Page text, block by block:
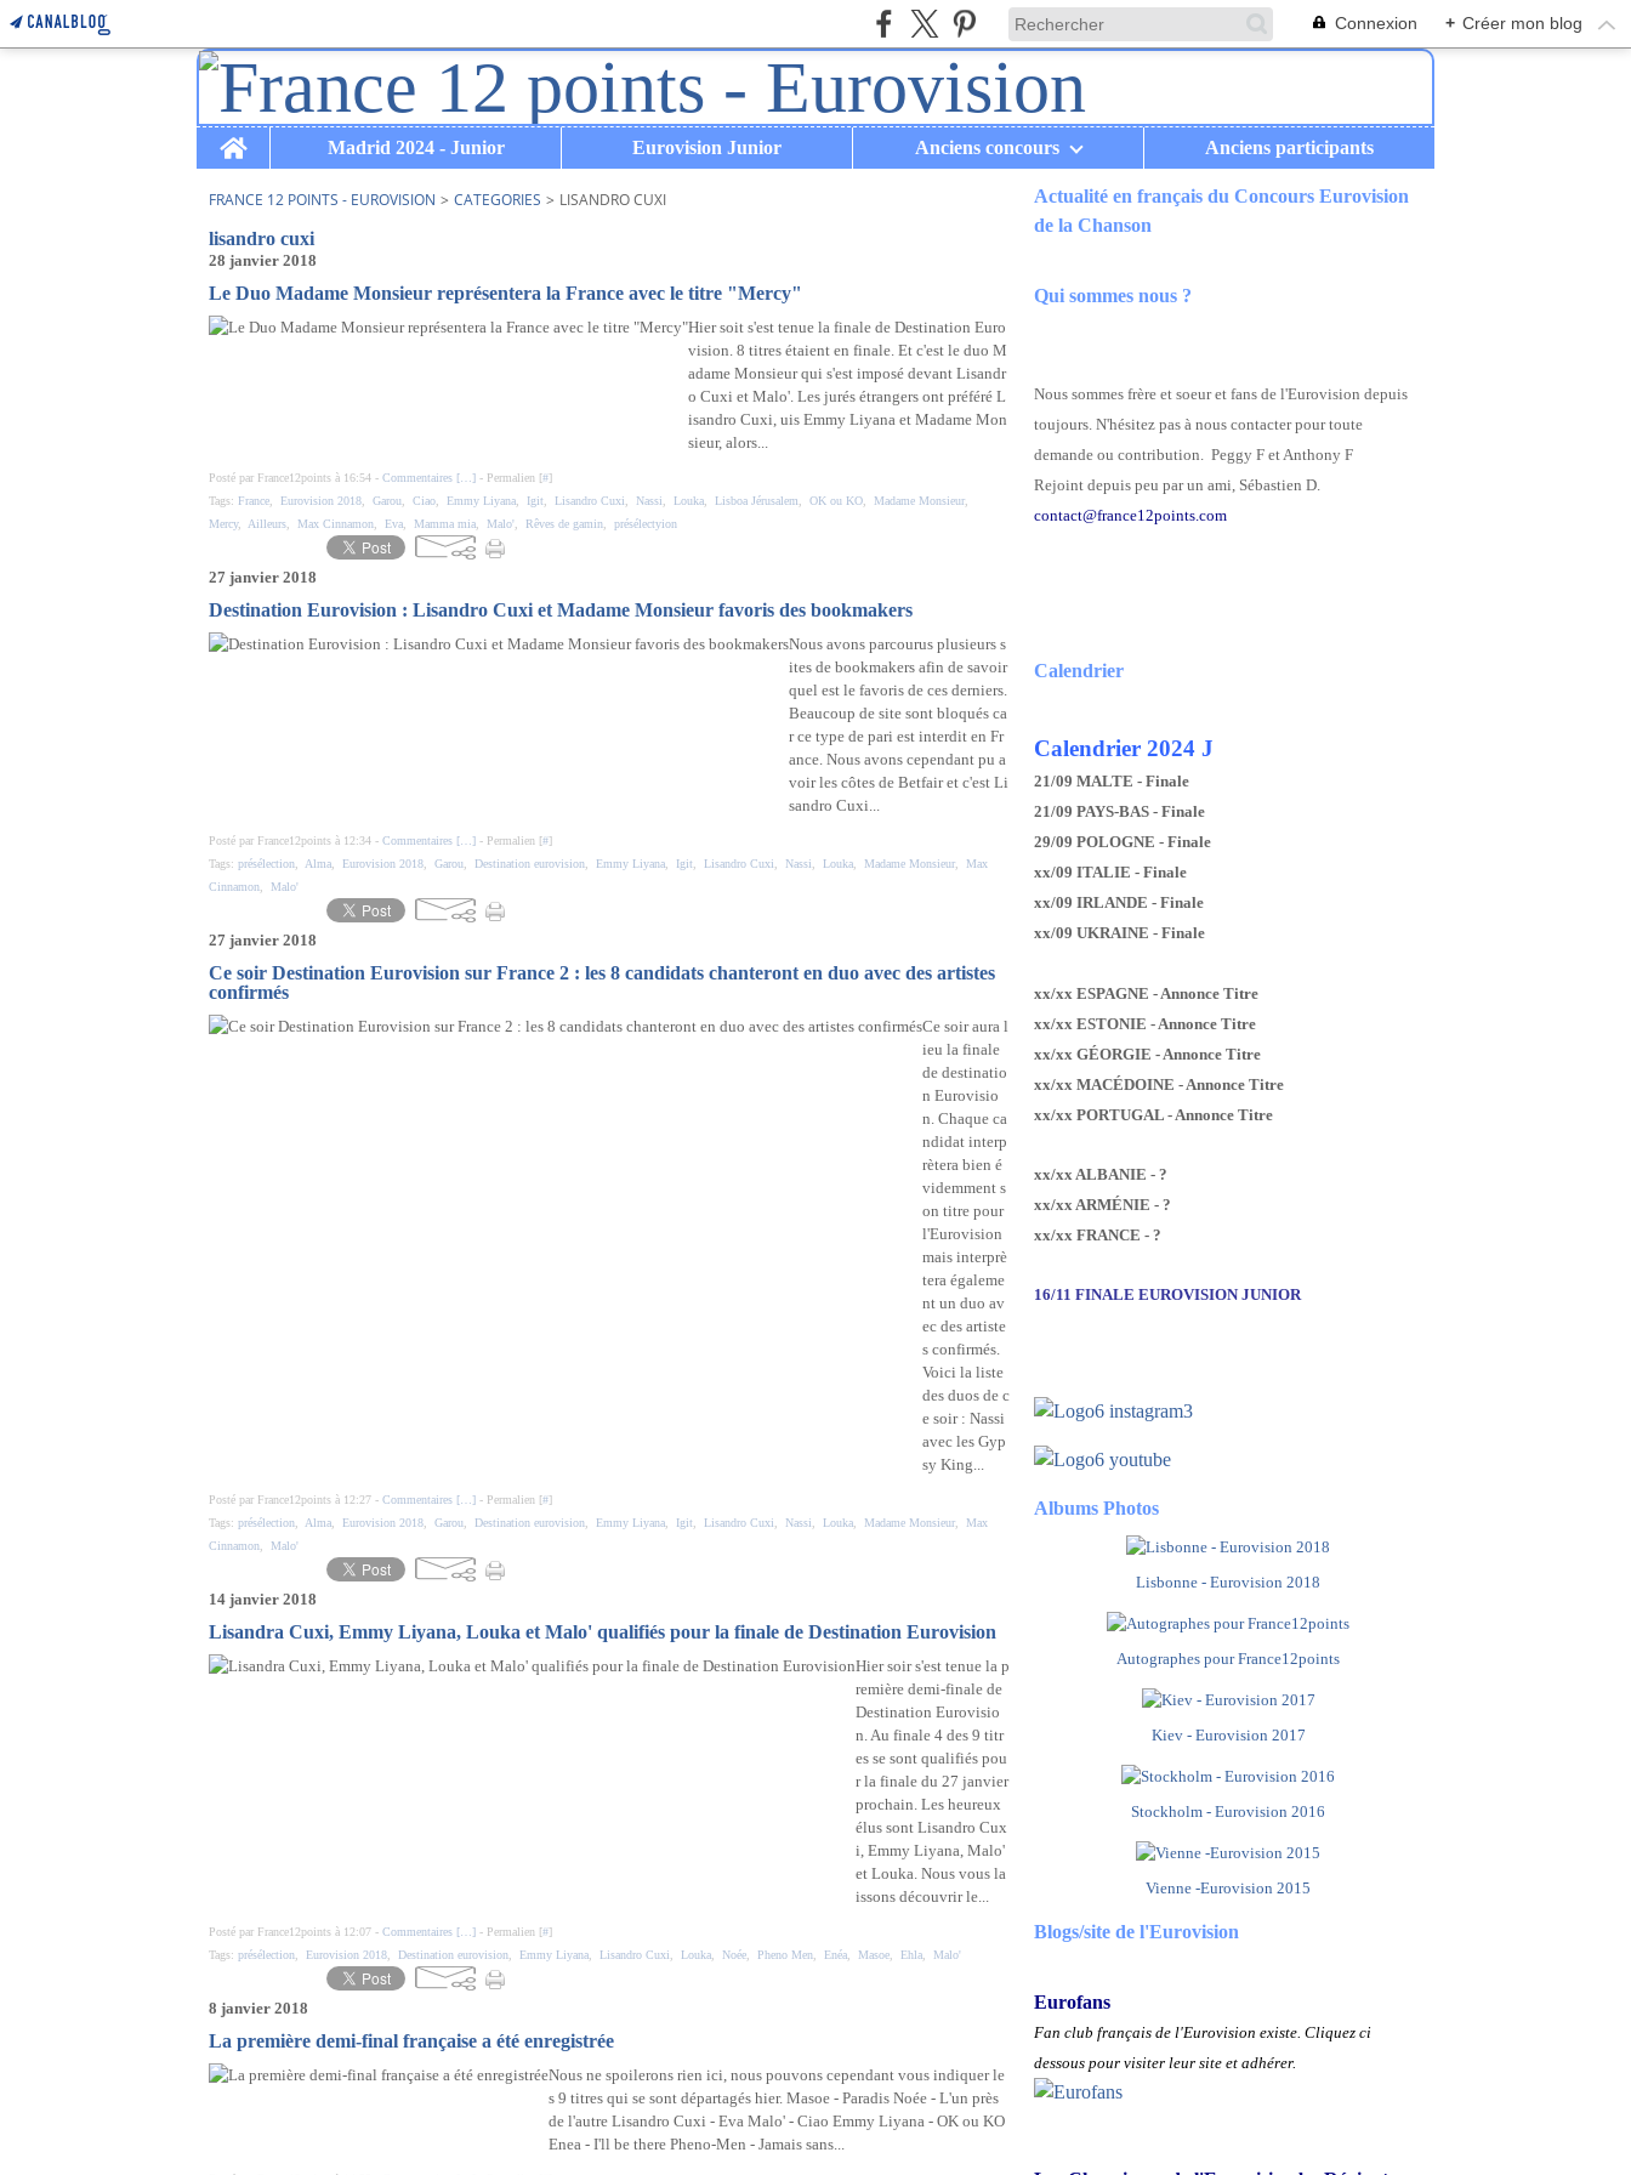
Connexion + Créer mon blog
Home
Madrid 2024 - Junior Eurovision Junior Anciens concours Anciens participants
FRANCE 12 POINTS - EUROVISION > CATEGORIES > LISANDRO CUXI
lisandro cuxi
28 janvier 2018
Le Duo Madame Monsieur représentera la France avec le titre "Mercy"
Hier soit s'est tenue la finale de Destination Euro
vision. 8 titres étaient en finale. Et c'est le duo M
adame Monsieur qui s'est imposé devant Lisandr
o Cuxi et Malo'. Les jurés étrangers ont préféré L
isandro Cuxi, uis Emmy Liyana et Madame Mon
sieur, alors...
Posté par France12points à 16:54 - Commentaires [ ] - Permalien [#]
Tags: France Eurovision 2018 Garou Ciao Emmy Liyana Igit Lisandro Cuxi Nassi Louka Lisboa Jérusalem OK ou KO Madame Monsieur
Mercy, Ailleurs Max Cinnamon Eva Mamma mia Malo' Rêves de gamin présélectyion
27 janvier 2018
Destination Eurovision : Lisandro Cuxi et Madame Monsieur favoris des bookmakers
Nous avons parcourus plusieurs s
ites de bookmakers afin de savoir
quel est le favoris de ces derniers.
Beaucoup de site sont bloqués ca
r ce type de pari est interdit en Fr
ance. Nous avons cependant pu a
voir les côtes de Betfair et c'est Li
sandro Cuxi...
Posté par France12points à 12:34 - Commentaires [ ] - Permalien [#]
Tags: présélection Alma Eurovision 2018 Garou Destination eurovision Emmy Liyana Igit Lisandro Cuxi Nassi Louka Madame Monsieur
Max
Cinnamon
Malo'
27 janvier 2018
Ce soir Destination Eurovision sur France 2 : les 8 candidats chanteront en duo avec des artistes
confirmés
Ce soir aura l
ieu la finale
de destinatio
n Eurovisio
n. Chaque ca
ndidat interp
rètera bien é
videmment s
on titre pour
l'Eurovision
mais interprè
tera égaleme
nt un duo av
ec des artiste
s confirmés.
Voici la liste
des duos de c
e soir : Nassi
avec les Gyp
sy King...
Posté par France12points à 12:27 - Commentaires [ ] - Permalien [#]
Tags: présélection Alma Eurovision 2018 Garou Destination eurovision Emmy Liyana Igit Lisandro Cuxi Nassi Louka Madame Monsieur
Max
Cinnamon
Malo'
14 janvier 2018
Lisandra Cuxi, Emmy Liyana, Louka et Malo' qualifiés pour la finale de Destination Eurovision
Hier soir s'est tenue la p
remière demi-finale de
Destination Eurovisio
n. Au finale 4 des 9 titr
es se sont qualifiés pou
r la finale du 27 janvier
prochain. Les heureux
élus sont Lisandro Cux
i, Emmy Liyana, Malo'
et Louka. Nous vous la
issons découvrir le...
Posté par France12points à 12:07 - Commentaires [ ] - Permalien [#]
Tags: présélection Eurovision 2018 Destination eurovision Emmy Liyana Lisandro Cuxi Louka Noée Pheno Men Enéa Masoe Ehla Malo'
8 janvier 2018
La première demi-final française a été enregistrée
Nous ne spoilerons rien ici, nous pouvons cependant vous indiquer le
s 9 titres qui se sont départagés hier. Masoe - Paradis Noée - L'un près
de l'autre Lisandro Cuxi - Eva Malo' - Ciao Emmy Liyana - OK ou KO
Enea - I'll be there Pheno-Men - Jamais sans...
Actualité en français du Concours Eurovision
de la Chanson
Qui sommes nous ?
Nous sommes frère et soeur et fans de l'Eurovision depuis
toujours. N'hésitez pas à nous contacter pour toute
demande ou contribution. Peggy F et Anthony F
Rejoint depuis peu par un ami, Sébastien D.
contact@france12points.com
Calendrier
Calendrier 2024 J
21/09 MALTE - Finale
21/09 PAYS-BAS - Finale
29/09 POLOGNE - Finale
xx/09 ITALIE - Finale
xx/09 IRLANDE - Finale
xx/09 UKRAINE - Finale
xx/xx ESPAGNE - Annonce Titre
xx/xx ESTONIE - Annonce Titre
xx/xx GÉORGIE - Annonce Titre
xx/xx MACÉDOINE - Annonce Titre
xx/xx PORTUGAL - Annonce Titre
xx/xx ALBANIE - ?
xx/xx ARMÉNIE - ?
xx/xx FRANCE - ?
16/11 FINALE EUROVISION JUNIOR
Albums Photos
Lisbonne - Eurovision 2018
Autographes pour France12points
Kiev - Eurovision 2017
Stockholm - Eurovision 2016
Vienne -Eurovision 2015
Blogs/site de l'Eurovision
Eurofans
Fan club français de l'Eurovision existe. Cliquez ci
dessous pour visiter leur site et adhérer.